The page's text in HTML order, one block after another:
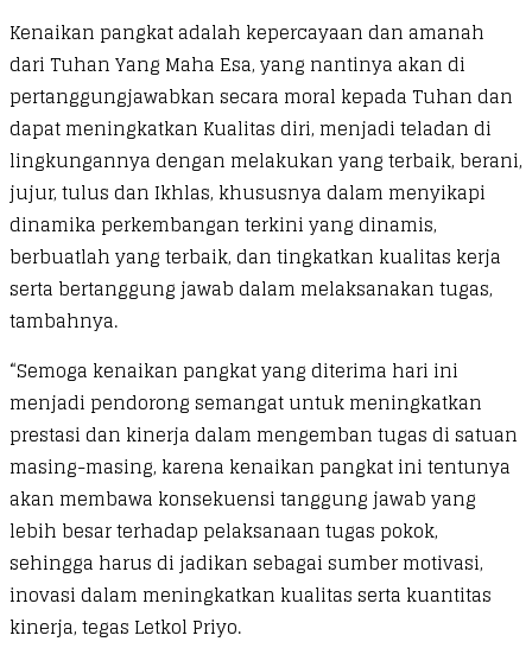
Kenaikan pangkat adalah kepercayaan dan amanah
dari Tuhan Yang Maha Esa, yang nantinya akan di
pertanggungjawabkan secara moral kepada Tuhan dan
dapat meningkatkan Kualitas diri, menjadi teladan di
lingkungannya dengan melakukan yang terbaik, berani,
jujur, tulus dan Ikhlas, khususnya dalam menyikapi
dinamika perkembangan terkini yang dinamis,
berbuatlah yang terbaik, dan tingkatkan kualitas kerja
serta bertanggung jawab dalam melaksanakan tugas,
tambahnya.
“Semoga kenaikan pangkat yang diterima hari ini
menjadi pendorong semangat untuk meningkatkan
prestasi dan kinerja dalam mengemban tugas di satuan
masing-masing, karena kenaikan pangkat ini tentunya
akan membawa konsekuensi tanggung jawab yang
lebih besar terhadap pelaksanaan tugas pokok,
sehingga harus di jadikan sebagai sumber motivasi,
inovasi dalam meningkatkan kualitas serta kuantitas
kinerja, tegas Letkol Priyo.